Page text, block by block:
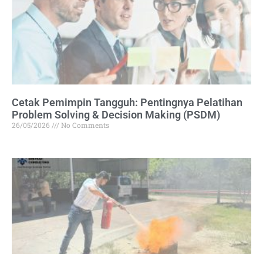
Cetak Pemimpin Tangguh: Pentingnya Pelatihan
Problem Solving & Decision Making (PSDM)
26/05/2026 No Comments